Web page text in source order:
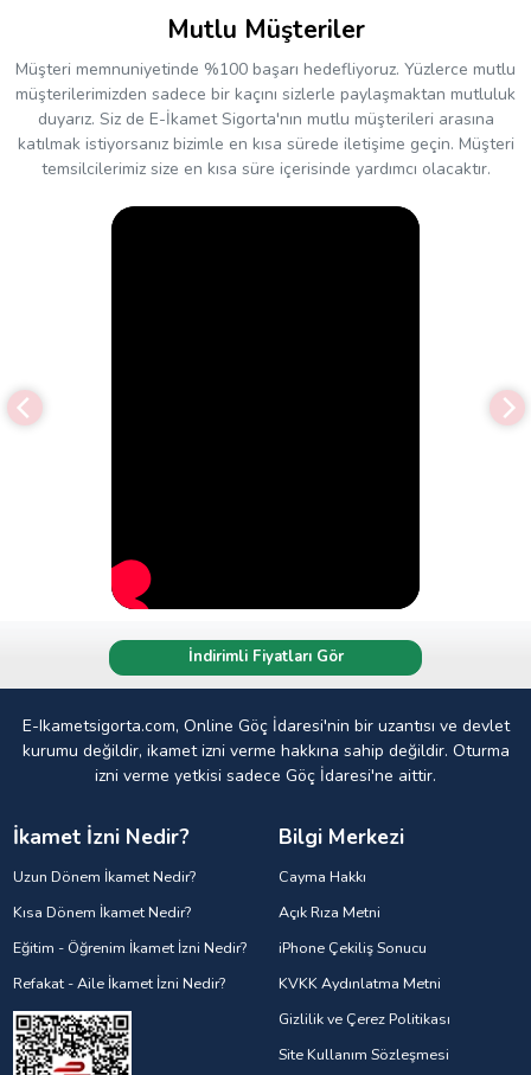
Mutlu Müşteriler
Müşteri memnuniyetinde %100 başarı hedefliyoruz. Yüzlerce mutlu
müşterilerimizden sadece bir kaçını sizlerle paylaşmaktan mutluluk
duyarız. Siz de E-İkamet Sigorta'nın mutlu müşterileri arasına
katılmak istiyorsanız bizimle en kısa sürede iletişime geçin. Müşteri
temsilcilerimiz size en kısa süre içerisinde yardımcı olacaktır.
İndirimli Fiyatları Gör
E-Ikametsigorta.com, Online Göç İdaresi'nin bir uzantısı ve devlet
kurumu değildir, ikamet izni verme hakkına sahip değildir. Oturma
izni verme yetkisi sadece Göç İdaresi'ne aittir.
İkamet İzni Nedir?
Uzun Dönem İkamet Nedir?
Kısa Dönem İkamet Nedir?
Eğitim - Öğrenim İkamet İzni Nedir?
Refakat - Aile İkamet İzni Nedir?
Bilgi Merkezi
Cayma Hakkı
Açık Rıza Metni
iPhone Çekiliş Sonucu
KVKK Aydınlatma Metni
Gizlilik ve Çerez Politikası
Site Kullanım Sözleşmesi